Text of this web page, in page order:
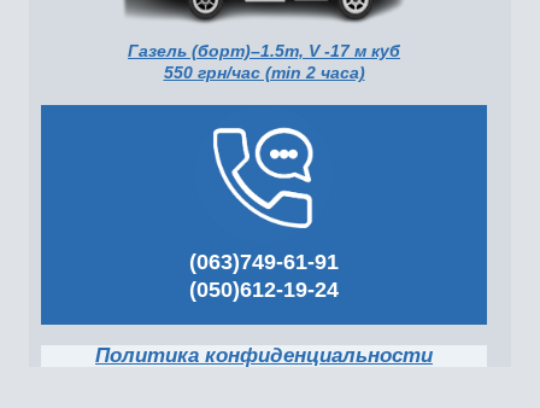
Газель (борт)–1.5т, V -17 м куб
550 грн/час (min 2 часа)
(063)749-61-91
(050)612-19-24
Политика конфиденциальности